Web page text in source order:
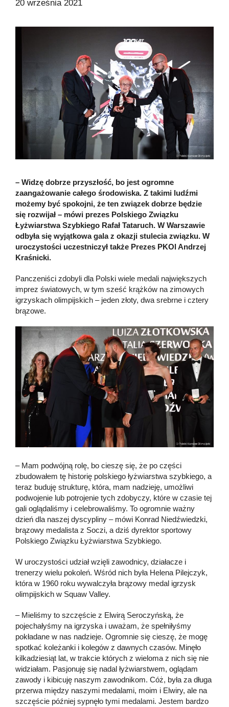
20 września 2021
– Widzę dobrze przyszłość, bo jest ogromne
zaangażowanie całego środowiska. Z takimi ludźmi
możemy być spokojni, że ten związek dobrze będzie
się rozwijał – mówi prezes Polskiego Związku
Łyżwiarstwa Szybkiego Rafał Tataruch. W Warszawie
odbyła się wyjątkowa gala z okazji stulecia związku. W
uroczystości uczestniczył także Prezes PKOl Andrzej
Kraśnicki.
Panczeniści zdobyli dla Polski wiele medali największych
imprez światowych, w tym sześć krążków na zimowych
igrzyskach olimpijskich – jeden złoty, dwa srebrne i cztery
brązowe.
– Mam podwójną rolę, bo cieszę się, że po części
zbudowałem tę historię polskiego łyżwiarstwa szybkiego, a
teraz buduję strukturę, która, mam nadzieję, umożliwi
podwojenie lub potrojenie tych zdobyczy, które w czasie tej
gali oglądaliśmy i celebrowaliśmy. To ogromnie ważny
dzień dla naszej dyscypliny – mówi Konrad Niedźwiedzki,
brązowy medalista z Soczi, a dziś dyrektor sportowy
Polskiego Związku Łyżwiarstwa Szybkiego.
W uroczystości udział wzięli zawodnicy, działacze i
trenerzy wielu pokoleń. Wśród nich była Helena Pilejczyk,
która w 1960 roku wywalczyła brązowy medal igrzysk
olimpijskich w Squaw Valley.
– Mieliśmy to szczęście z Elwirą Seroczyńską, że
pojechałyśmy na igrzyska i uważam, że spełniłyśmy
pokładane w nas nadzieje. Ogromnie się cieszę, że mogę
spotkać koleżanki i kolegów z dawnych czasów. Minęło
kilkadziesiąt lat, w trakcie których z wieloma z nich się nie
widziałam. Pasjonuję się nadal łyżwiarstwem, oglądam
zawody i kibicuję naszym zawodnikom. Cóż, była za długa
przerwa między naszymi medalami, moim i Elwiry, ale na
szczęście później sypnęło tymi medalami. Jestem bardzo